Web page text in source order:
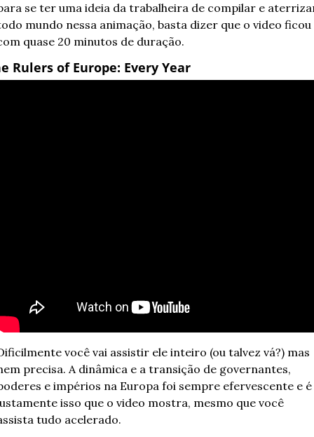
se ter uma ideia da trabalheira de compilar e
mundo nessa animação, basta dizer que o video ficou
quase 20 minutos de duração.
Rulers of Europe: Every Year
você vai assistir ele inteiro (ou talvez vá?) mas
precisa. A dinâmica e a transição de governantes,
e impérios na Europa foi sempre efervescente e é
isso que o video mostra, mesmo que você
tudo acelerado.